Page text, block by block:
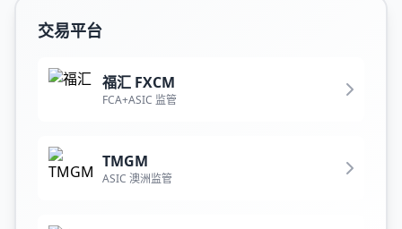
交易平台
福汇 FXCM
FCA+ASIC 监管
TMGM
ASIC 澳洲监管